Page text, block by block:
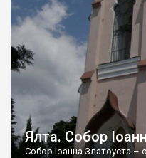
Ялта. Собор
Собор Іоанна Златоуста –